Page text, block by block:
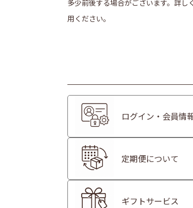
多少前後する場合がございます。詳し
用ください。
ログイン・会員情
定期便について
ギフトサービス